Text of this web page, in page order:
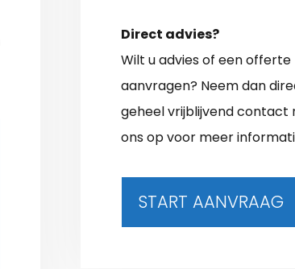
Direct advies?
Wilt u advies of een offerte
aanvragen? Neem dan
geheel vrijblijvend contact
ons op voor meer
START AANVRAAG